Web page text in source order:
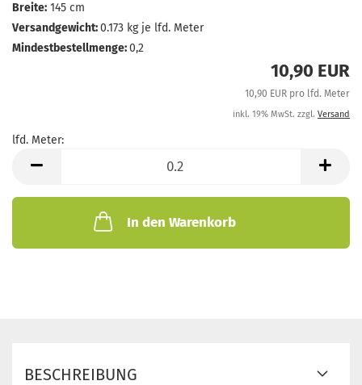
Breite: 145 cm
Versandgewicht:0.173 kg je lfd. Meter
Mindestbestellmenge:0,2
10,90 EUR
10,90 EUR pro lfd. Meter
inkl. 19% MwSt. zzgl. Versand
lfd. Meter:
Meter
In den Warenkorb
BESCHREIBUNG